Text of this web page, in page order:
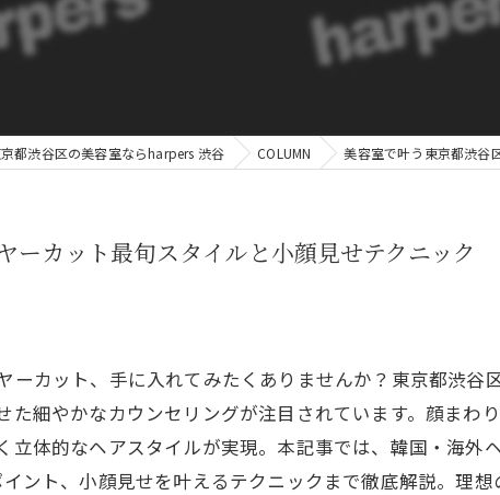
都渋谷区の美容室ならharpers 渋谷 COLUMN 美容室で叶う東京都渋谷
ーカット最旬スタイルと小顔見せテクニック
ーカット、手に入れてみたくありませんか？東京都渋谷
細やかなカウンセリングが注目されています。顔まわ
体的なヘアスタイルが実現。本記事では、韓国・海外
ント、小顔見せを叶えるテクニックまで徹底解説。理